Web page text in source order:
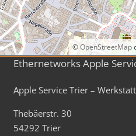
©OpenStreetMap
Ethernetworks Apple
Apple Service Trier – Werkstatt
Thebäerstr. 30
54292 Trier